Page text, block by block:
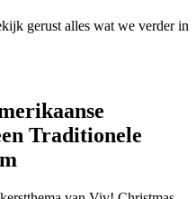
gerust alles wat we verder in
Traditionele